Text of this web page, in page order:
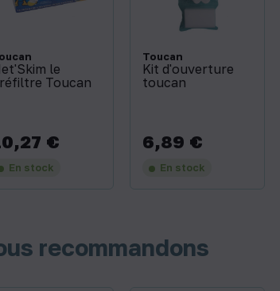
le
Toucan
€
En stock
Toucan
Kit d'ouverture
toucan
Prix
6,89 €
En stock
recommandons